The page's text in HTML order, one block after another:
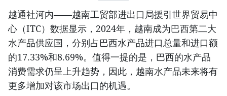
越通社河内——越南工贸部进出口局援引世界贸易中
心（ITC）数据显示，2024年，越南成为巴西第二大
水产品供应国，分别占巴西水产品进口总量和进口额
的17.33%和8.69%。值得一提的是，巴西的水产品
消费需求仍呈上升趋势，因此，越南水产品未来将有
更多增加对该市场出口的机遇。